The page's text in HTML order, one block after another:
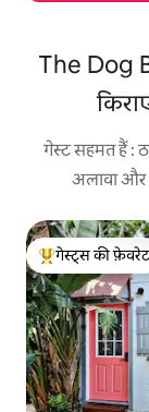
The Dog
गेस्ट सहमत हैं :
अलावा और
गेस्ट्स का टॉप
गेस्ट्स की फ़ेवरेट